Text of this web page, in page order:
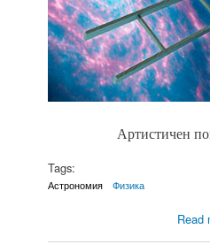
Артистичен
Tags:
Астрономия Физика
Read